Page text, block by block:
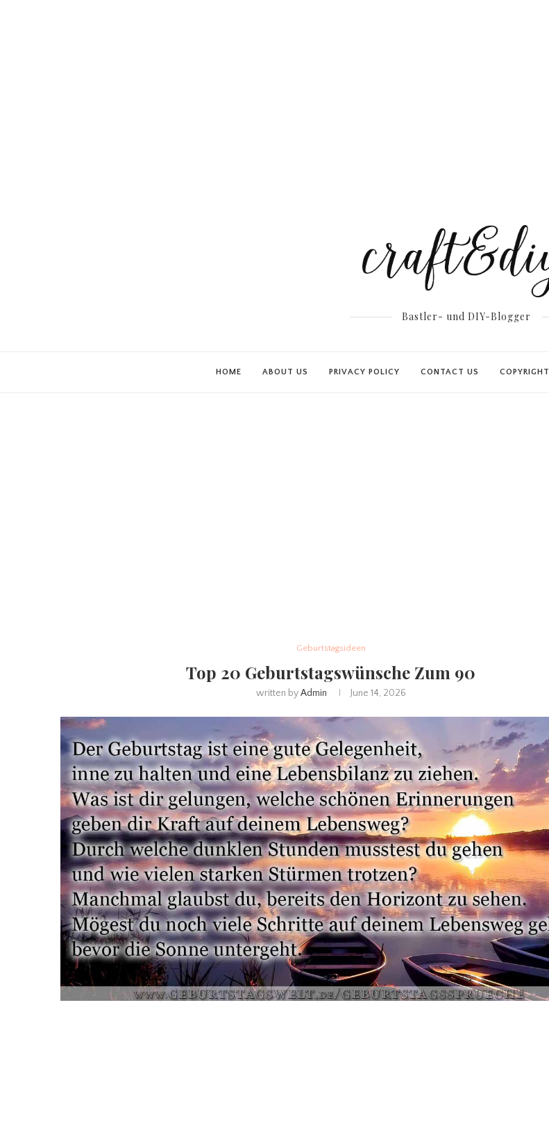
Bastler- und DIY-Blogger
HOME ABOUT US PRIVACY POLICY CONTACT US COPYRIGHT
Geburtstagsideen
Top 20 Geburtstagswünsche Zum 90
written byAdmin June 14, 2026